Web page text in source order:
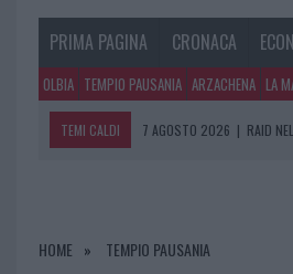
PRIMA PAGINA CRONACA
OLBIA TEMPIO PAUSANIA ARZACHENA LA
TEMI CALDI 7 AGOSTO 2026 | RAID
7 AGOSTO 2026 | FILM INTERNAZIONALE,
HOME TEMPIO PAUSANIA